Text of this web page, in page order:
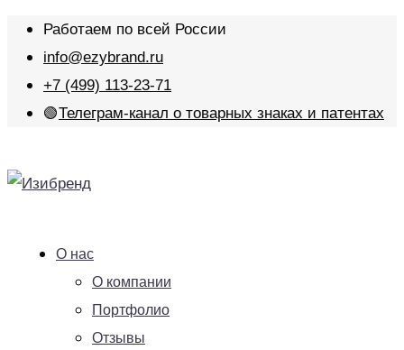
Работаем по всей России
info@ezybrand.ru
+7 (499) 113-23-71
🟢Телеграм-канал о товарных знаках и патентах
О нас
О компании
Портфолио
Отзывы